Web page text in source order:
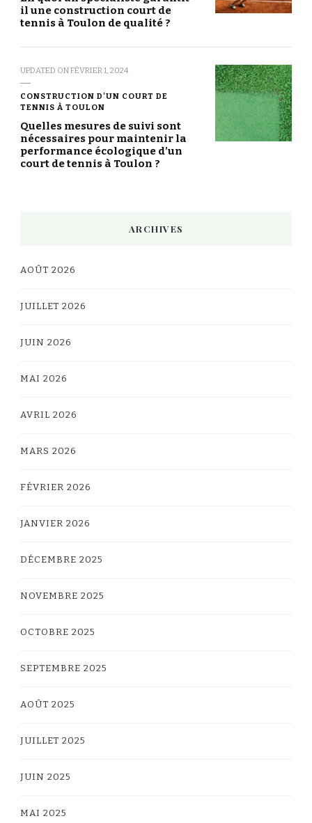
il une construction court de
tennis à Toulon de qualité ?
UPDATED ONFÉVRIER 1, 2024
CONSTRUCTION D'UN COURT DE
TENNIS À TOULON
Quelles mesures de suivi sont
nécessaires pour maintenir la
performance écologique d’un
court de tennis à Toulon ?
ARCHIVES
AOÛT 2026
JUILLET 2026
JUIN 2026
MAI 2026
AVRIL 2026
MARS 2026
FÉVRIER 2026
JANVIER 2026
DÉCEMBRE 2025
NOVEMBRE 2025
OCTOBRE 2025
SEPTEMBRE 2025
AOÛT 2025
JUILLET 2025
JUIN 2025
MAI 2025